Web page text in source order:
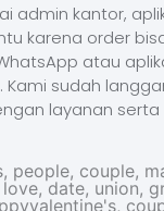
admin kantor,
karena order
atau
Kami sudah
layanan serta